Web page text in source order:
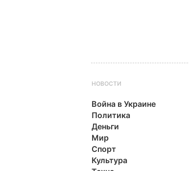
НОВОСТИ
Война в Украине
Политика
Деньги
Мир
Спорт
Культура